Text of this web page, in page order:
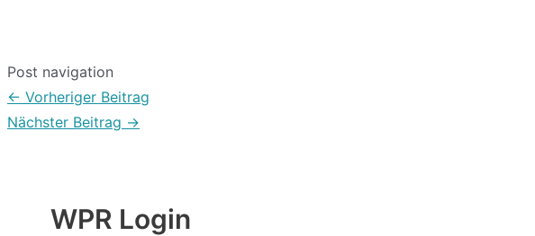
Post navigation
← Vorheriger Beitrag
Nächster Beitrag →
WPR Login